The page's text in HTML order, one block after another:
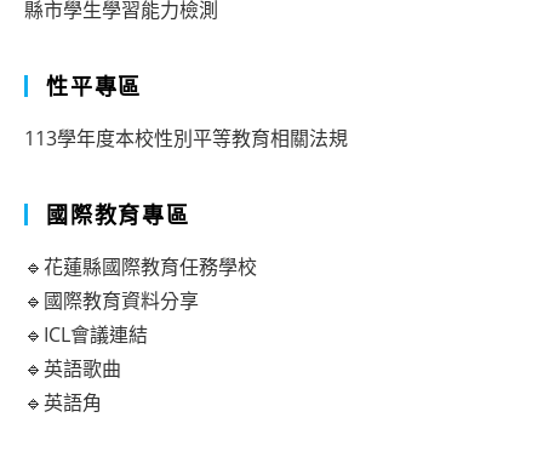
縣市學生學習能力檢測
性平專區
113學年度本校性別平等教育相關法規
國際教育專區
🔹花蓮縣國際教育任務學校
🔹國際教育資料分享
🔹ICL會議連結
🔹英語歌曲
🔹英語角